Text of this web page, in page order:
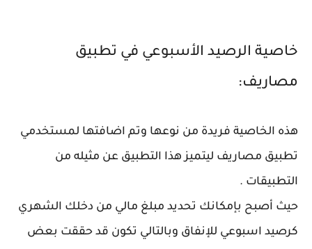
خاصية الرصيد الأسبوعي في تطبيق
مصاريف:
هذه الخاصية فريدة من نوعها وتم اضافتها لمستخدمي
تطبيق مصاريف ليتميز هذا التطبيق عن مثيله من
التطبيقات .
حيث أصبح بإمكانك تحديد مبلغ مالي من دخلك الشهري
كرصيد اسبوعي للإنفاق وبالتالي تكون قد حققت بعض